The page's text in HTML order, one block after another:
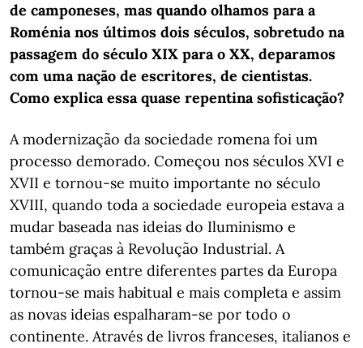
de camponeses, mas quando olhamos para a
Roménia nos últimos dois séculos, sobretudo na
passagem do século XIX para o XX, deparamos
com uma nação de escritores, de cientistas.
Como explica essa quase repentina sofisticação?
A modernização da sociedade romena foi um
processo demorado. Começou nos séculos XVI e
XVII e tornou-se muito importante no século
XVIII, quando toda a sociedade europeia estava a
mudar baseada nas ideias do Iluminismo e
também graças à Revolução Industrial. A
comunicação entre diferentes partes da Europa
tornou-se mais habitual e mais completa e assim
as novas ideias espalharam-se por todo o
continente. Através de livros franceses, italianos e